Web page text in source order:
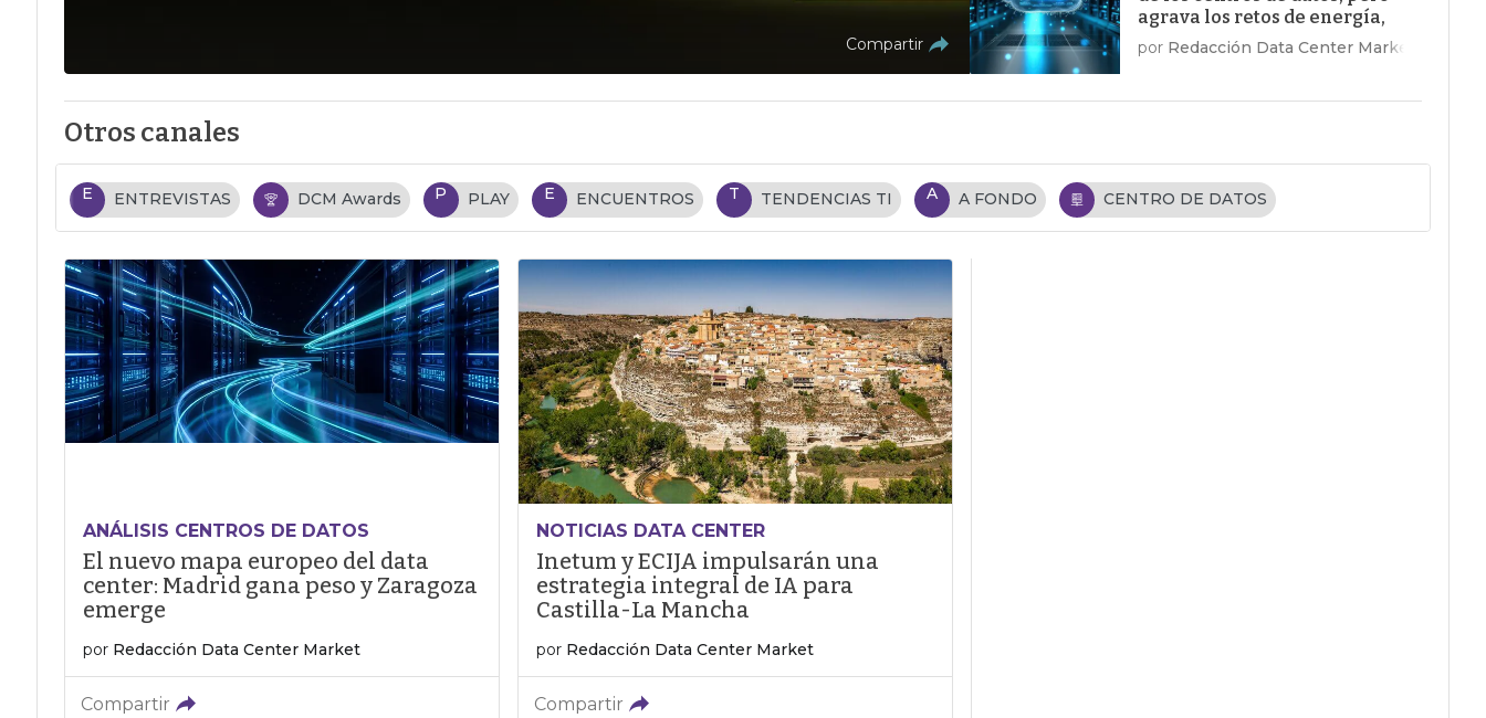
Compartir
agrava los retos de energía,
costes y talento
por Redacción Data Center Market
Otros canales
E ENTREVISTAS DCM Awards P PLAY E ENCUENTROS T TENDENCIAS TI A A FONDO CENTRO DE DATOS
ANÁLISIS CENTROS DE DATOS
El nuevo mapa europeo del data
center: Madrid gana peso y Zaragoza
emerge
por Redacción Data Center Market
Compartir
NOTICIAS DATA CENTER
Inetum y ECIJA impulsarán una
estrategia integral de IA para
Castilla-La Mancha
por Redacción Data Center Market
Compartir